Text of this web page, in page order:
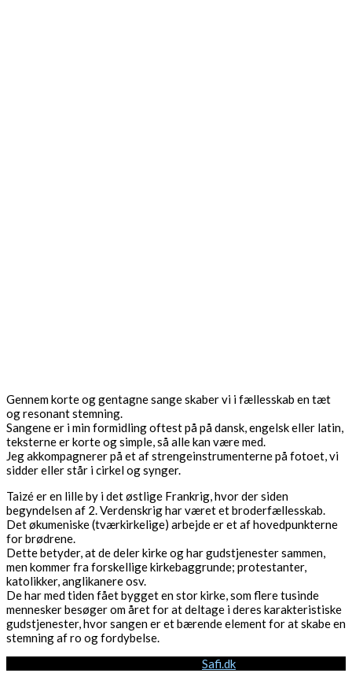
Gennem korte og gentagne sange skaber vi i fællesskab en tæt
og resonant stemning.
Sangene er i min formidling oftest på på dansk, engelsk eller latin,
teksterne er korte og simple, så alle kan være med.
Jeg akkompagnerer på et af strengeinstrumenterne på fotoet, vi
sidder eller står i cirkel og synger.
Taizé er en lille by i det østlige Frankrig, hvor der siden
begyndelsen af 2. Verdenskrig har været et broderfællesskab.
Det økumeniske (tværkirkelige) arbejde er et af hovedpunkterne
for brødrene.
Dette betyder, at de deler kirke og har gudstjenester sammen,
men kommer fra forskellige kirkebaggrunde; protestanter,
katolikker, anglikanere osv.
De har med tiden fået bygget en stor kirke, som flere tusinde
mennesker besøger om året for at deltage i deres karakteristiske
gudstjenester, hvor sangen er et bærende element for at skabe en
stemning af ro og fordybelse.
Safi.dk